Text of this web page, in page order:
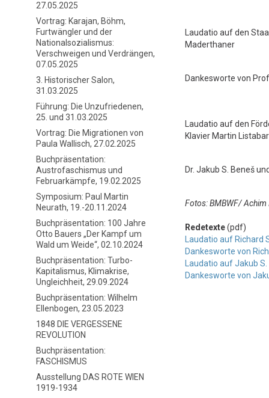
27.05.2025
Vortrag: Karajan, Böhm,
Furtwängler und der
Nationalsozialismus:
Verschweigen und Verdrängen,
07.05.2025
3. Historischer Salon,
31.03.2025
Führung: Die Unzufriedenen,
25. und 31.03.2025
Vortrag: Die Migrationen von
Paula Wallisch, 27.02.2025
Buchpräsentation:
Austrofaschismus und
Februarkämpfe, 19.02.2025
Symposium: Paul Martin
Neurath, 19.-20.11.2024
Buchpräsentation: 100 Jahre
Otto Bauers „Der Kampf um
Wald um Weide“, 02.10.2024
Buchpräsentation: Turbo-
Kapitalismus, Klimakrise,
Ungleichheit, 29.09.2024
Buchpräsentation: Wilhelm
Ellenbogen, 23.05.2023
1848 DIE VERGESSENE
REVOLUTION
Buchpräsentation:
FASCHISMUS
Ausstellung DAS ROTE WIEN
1919-1934
Laudatio auf den
Maderthaner
Dankesworte von
Laudatio auf den
Klavier Martin
Dr. Jakub S. Beneš
Fotos: BMBWF/ Achim
Redetexte(pdf)
Laudatio auf
Dankesworte von
Laudatio auf Jakub
Dankesworte von